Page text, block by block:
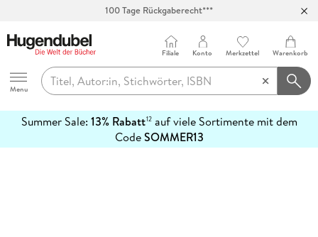
100 Tage Rückgaberecht***
Hugendubel
Menu
Filiale Konto Merkzettel Warenkorb
Summer Sale: 13% Rabatt12auf viele Sortimente mit dem
CodeSOMMER13
erfahren